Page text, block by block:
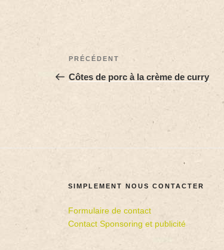
PRÉCÉDENT
Côtes de porc à la crème de curry
SIMPLEMENT NOUS CONTACTER
Formulaire de contact
Contact Sponsoring et publicité